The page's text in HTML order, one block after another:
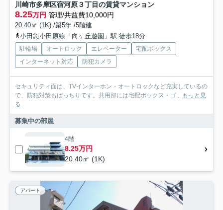
川崎市多摩区宿河原３丁目の賃貸マンション
8.25万円 管理/共益費10,000円
20.40㎡ (1K) /築5年 /5階建
小田急小田原線「向ヶ丘遊園」駅 徒歩18分
駐輪場 オートロック エレベーター
宅配ボックス
インターネット対応
防犯カメラ
セキュリティ面は、TVインターホン・オートロックなど充実しているの
で、防犯対策もばっちりです。共用部には宅配ボックス・ゴ... もっと見
る
募集中の部屋
4階
8.25万円
20.40㎡ (1K)
アパート